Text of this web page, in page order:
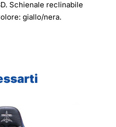
Schienale reclinabile
giallo/nera.